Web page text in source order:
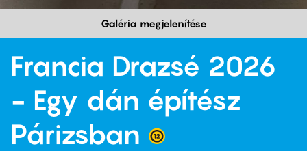
Galéria megjelenítése
Francia Drazsé 2026
- Egy dán építész
Párizsban